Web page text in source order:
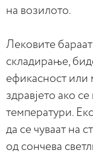
на возилото.
Лековите
складирање,
ефикасност или
здравјето ако
температури.
да се чуваат на
од сончева